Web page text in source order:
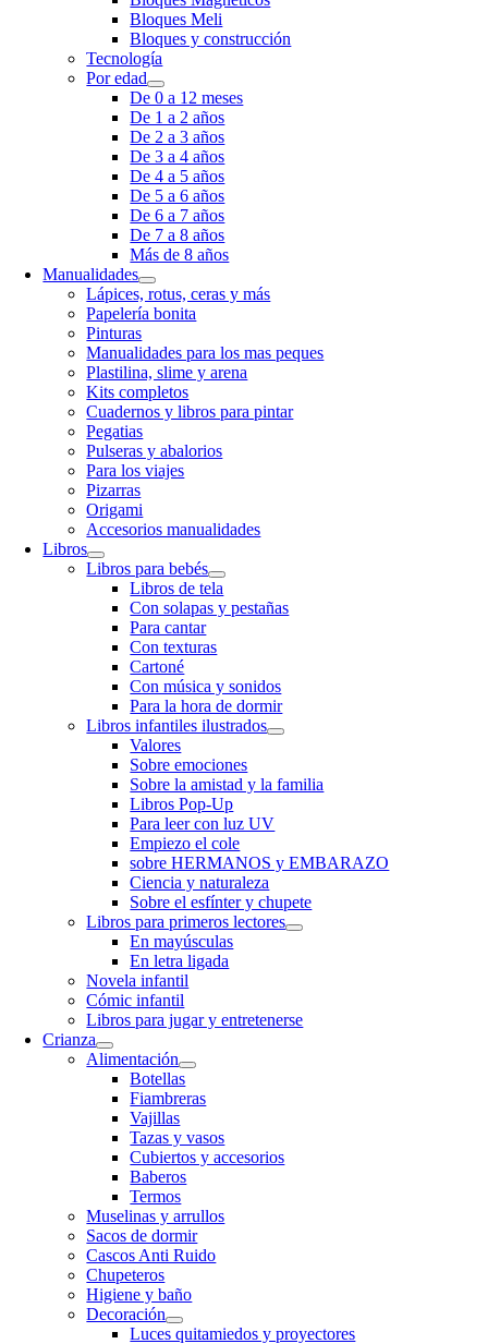
Bloques Meli
Bloques y construcción
Tecnología
Por edad
De 0 a 12 meses
De 1 a 2 años
De 2 a 3 años
De 3 a 4 años
De 4 a 5 años
De 5 a 6 años
De 6 a 7 años
De 7 a 8 años
Más de 8 años
Manualidades
Lápices, rotus, ceras y más
Papelería bonita
Pinturas
Manualidades para los mas peques
Plastilina, slime y arena
Kits completos
Cuadernos y libros para pintar
Pegatias
Pulseras y abalorios
Para los viajes
Pizarras
Origami
Accesorios manualidades
Libros
Libros para bebés
Libros de tela
Con solapas y pestañas
Para cantar
Con texturas
Cartoné
Con música y sonidos
Para la hora de dormir
Libros infantiles ilustrados
Valores
Sobre emociones
Sobre la amistad y la familia
Libros Pop-Up
Para leer con luz UV
Empiezo el cole
sobre HERMANOS y EMBARAZO
Ciencia y naturaleza
Sobre el esfínter y chupete
Libros para primeros lectores
En mayúsculas
En letra ligada
Novela infantil
Cómic infantil
Libros para jugar y entretenerse
Crianza
Alimentación
Botellas
Fiambreras
Vajillas
Tazas y vasos
Cubiertos y accesorios
Baberos
Termos
Muselinas y arrullos
Sacos de dormir
Cascos Anti Ruido
Chupeteros
Higiene y baño
Decoración
Luces quitamiedos y proyectores